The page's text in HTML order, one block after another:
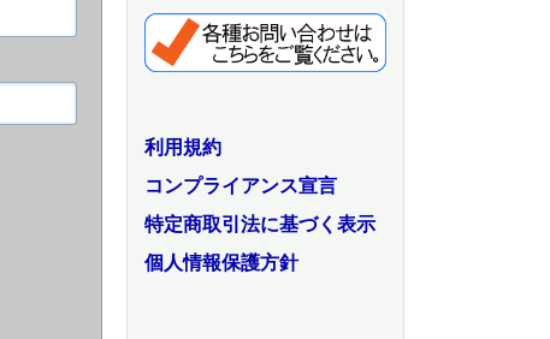
利用規約
コンプライアンス宣言
特定商取引法に基づく表示
個人情報保護方針